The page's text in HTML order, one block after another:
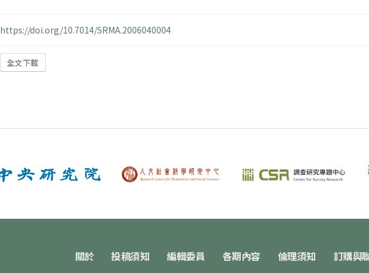
https://doi.org/10.7014/SRMA.2006040004
全文下載
關於 投稿須知 編輯委員 各期內容 倫理須知 訂購與